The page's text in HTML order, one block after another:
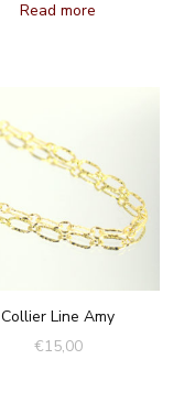
Read more
Collier Line Amy
€15,00